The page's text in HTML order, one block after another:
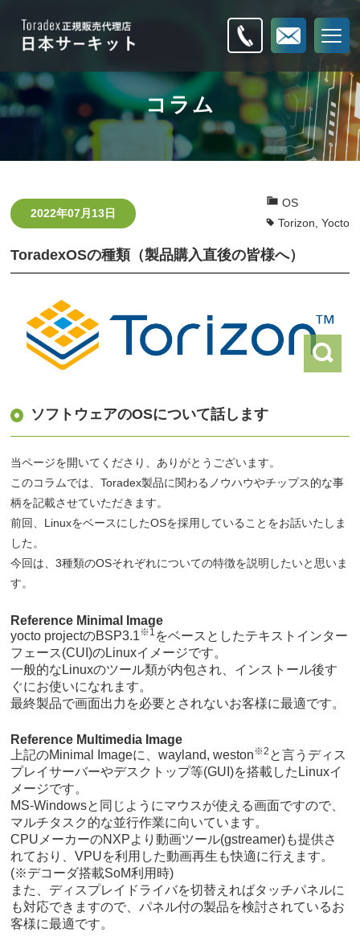
コラム
2022年07月13日
OS
Torizon Yocto
ToradexOSの種類（製品購入直後の皆様へ）
ソフトウェアのOSについて話します
当ページを開いてくださり、ありがとうございます。
このコラムでは、Toradex製品に関わるノウハウやチップス的な事
柄を記載させていただきます。
前回、LinuxをベースにしたOSを採用していることをお話いたしま
した。
今回は、3種類のOSそれぞれについての特徴を説明したいと思いま
す。
Reference Minimal Image
yocto projectのBSP3.1※1 をベースとしたテキストインター
フェース(CUI)のLinuxイメージです。
一般的なLinuxのツール類が内包され、インストール後す
ぐにお使いになれます。
最終製品で画面出力を必要とされないお客様に最適です。
Reference Multimedia Image
上記のMinimal Imageに、wayland, weston※2 と言うディス
プレイサーバーやデスクトップ等(GUI)を搭載したLinuxイ
メージです。
MS-Windowsと同じようにマウスが使える画面ですので、
マルチタスク的な並行作業に向いています。
CPUメーカーのNXPより動画ツール(gstreamer)も提供さ
れており、VPUを利用した動画再生も快適に行えます。
(※デコーダ搭載SoM利用時)
また、ディスプレイドライバを切替えればタッチパネルに
も対応できますので、パネル付の製品を検討されているお
客様に最適です。